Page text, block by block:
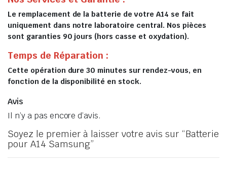
Le remplacement de la batterie de votre A14 se fait
uniquement dans notre laboratoire central. Nos pièces
sont garanties 90 jours (hors casse et oxydation).
Temps de Réparation :
Cette opération dure 30 minutes sur rendez-vous, en
fonction de la disponibilité en stock.
Avis
Il n’y a pas encore d’avis.
Soyez le premier à laisser votre avis sur “Batterie
pour A14 Samsung”